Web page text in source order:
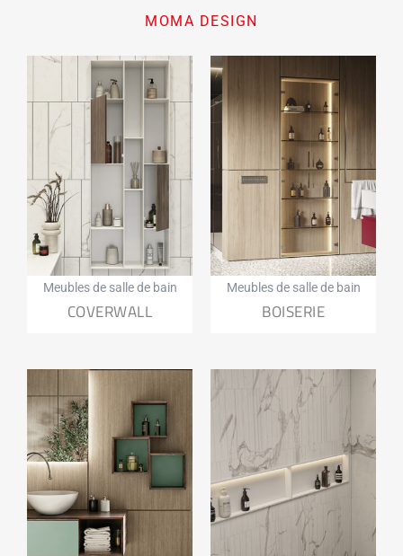
MOMA DESIGN
Meubles de salle de bain
COVERWALL
Meubles de salle de bain
BOISERIE